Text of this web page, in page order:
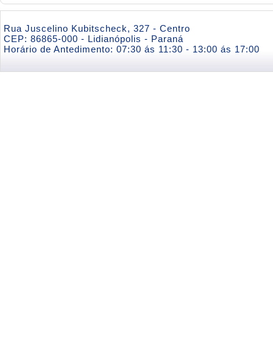
Rua Juscelino Kubitscheck, 327 - Centro
CEP: 86865-000 - Lidianópolis - Paraná
Horário de Antedimento: 07:30 ás 11:30 - 13:00 ás 17:00